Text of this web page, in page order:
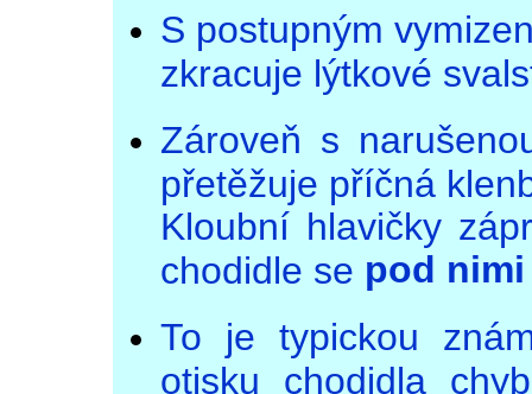
S postupným
zkracuje lýtkové
Zároveň s
přetěžuje příčná
Kloubní hlavičky
chodidle se pod
To je typickou
otisku chodidla